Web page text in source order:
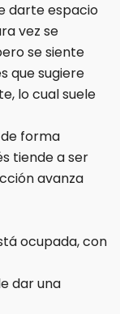
darte espacio
vez se
se siente
que sugiere
lo cual suele
forma
tiende a ser
avanza
ocupada, con
dar una